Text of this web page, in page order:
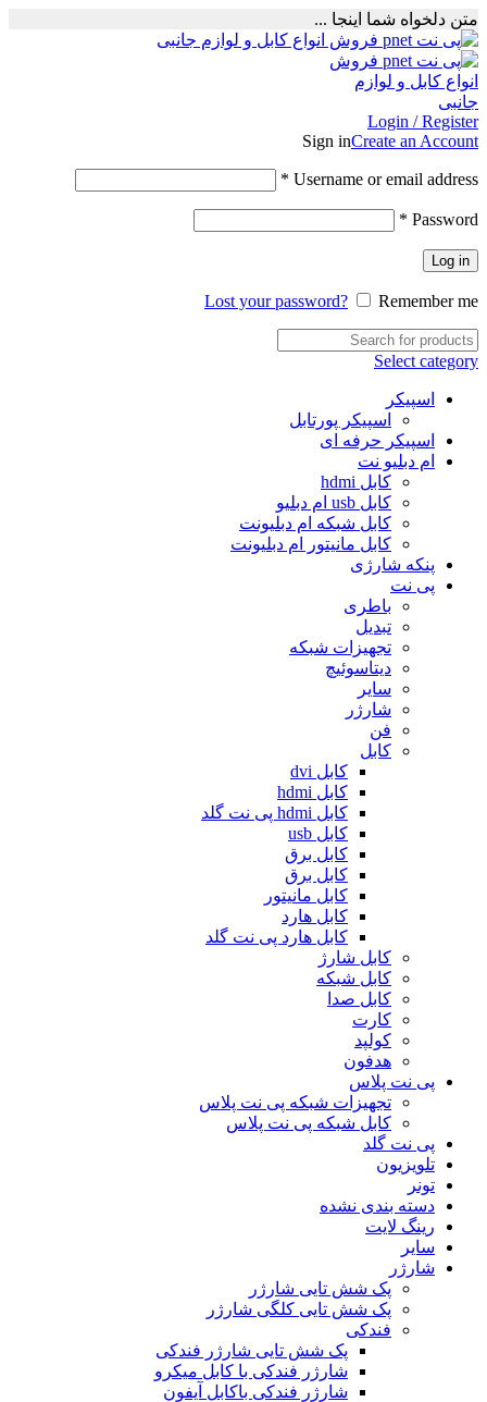
متن دلخواه شما اینجا ...
Login / Register
Sign inCreate an Account
Username or email address
*
Password
*
Log in
Lost your password? Remember me
Select category
اسپیکر
اسپیکر پورتابل
اسپیکر حرفه ای
ام دبلیو نت
کابل hdmi
کابل usb ام دبلیو
کابل شبکه ام دبلیونت
کابل مانیتور ام دبلیونت
پنکه شارژی
پی نت
باطری
تبدیل
تجهیزات شبکه
دیتاسوئیچ
سایر
شارژر
فن
کابل
کابل dvi
کابل hdmi
کابل hdmi پی نت گلد
کابل usb
کابل برق
کابل برق
کابل مانیتور
کابل هارد
کابل هارد پی نت گلد
کابل شارژ
کابل شبکه
کابل صدا
کارت
کولپد
هدفون
پی نت پلاس
تجهیزات شبکه پی نت پلاس
کابل شبکه پی نت پلاس
پی نت گلد
تلویزیون
تونر
دسته بندی نشده
رینگ لایت
سایر
شارژر
پک شش تایی شارژر
پک شش تایی کلگی شارژر
فندکی
پک شش تایی شارژر فندکی
شارژر فندکی با کابل میکرو
شارژر فندکی باکابل آیفون